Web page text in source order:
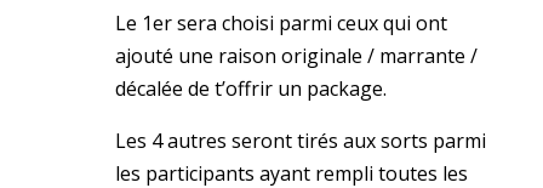
Le 1er sera choisi parmi ceux qui ont
ajouté une raison originale / marrante /
décalée de t’offrir un package.
Les 4 autres seront tirés aux sorts parmi
les participants ayant rempli toutes les